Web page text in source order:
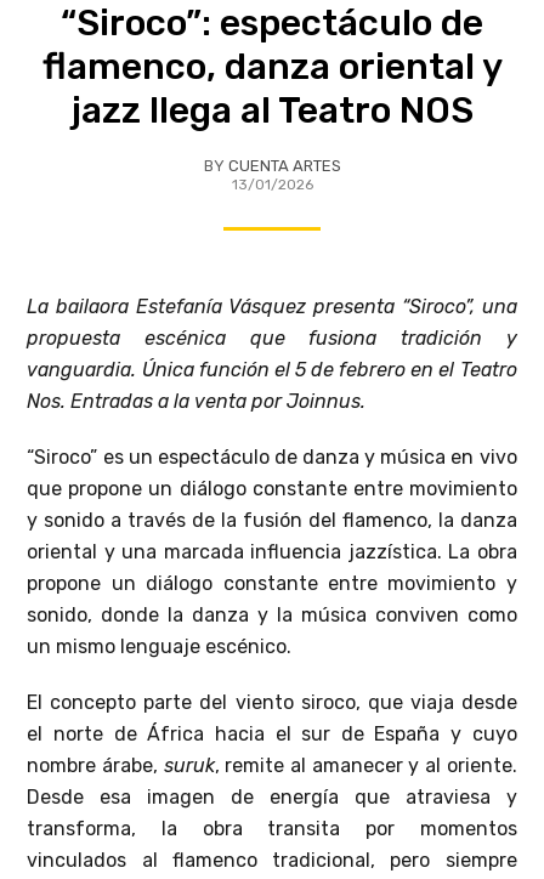
“Siroco”: espectáculo de
flamenco, danza oriental y
jazz llega al Teatro NOS
BY CUENTA ARTES
13/01/2026
La bailaora Estefanía Vásquez presenta “Siroco”, una
propuesta escénica que fusiona tradición y
vanguardia. Única función el 5 de febrero en el Teatro
Nos. Entradas a la venta por Joinnus.
“Siroco” es un espectáculo de danza y música en vivo
que propone un diálogo constante entre movimiento
y sonido a través de la fusión del flamenco, la danza
oriental y una marcada influencia jazzística. La obra
propone un diálogo constante entre movimiento y
sonido, donde la danza y la música conviven como
un mismo lenguaje escénico.
El concepto parte del viento siroco, que viaja desde
el norte de África hacia el sur de España y cuyo
nombre árabe, suruk, remite al amanecer y al oriente.
Desde esa imagen de energía que atraviesa y
transforma, la obra transita por momentos
vinculados al flamenco tradicional, pero siempre